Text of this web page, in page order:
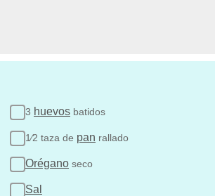
3 huevos batidos
1⁄2 taza de pan rallado
Orégano seco
Sal